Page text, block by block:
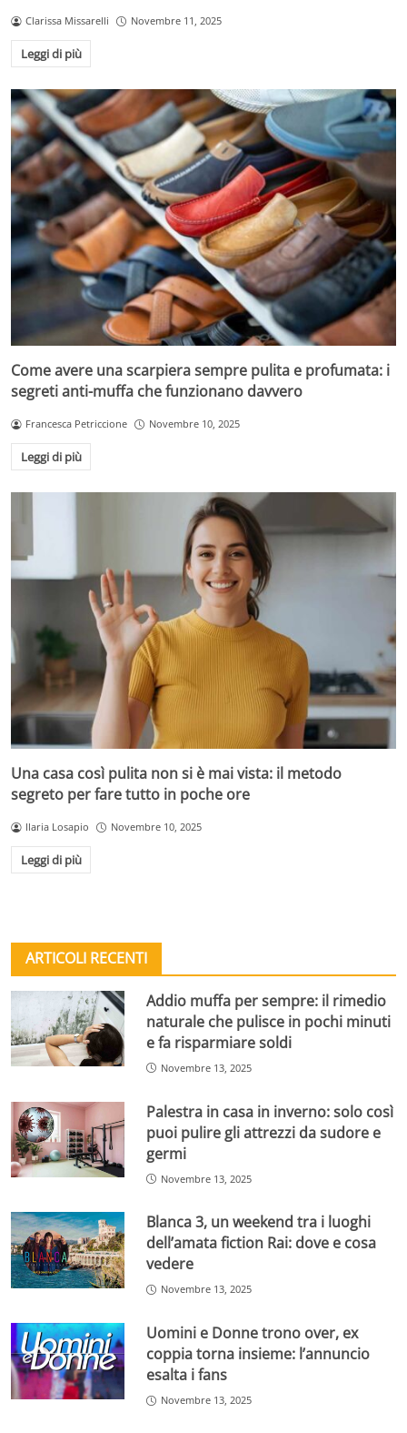
Clarissa Missarelli Novembre 11, 2025
Leggi di più
Come avere una scarpiera sempre pulita e profumata: i
segreti anti-muffa che funzionano davvero
Francesca Petriccione Novembre 10, 2025
Leggi di più
Una casa così pulita non si è mai vista: il metodo
segreto per fare tutto in poche ore
Ilaria Losapio Novembre 10, 2025
Leggi di più
ARTICOLI RECENTI
Addio muffa per sempre: il rimedio
naturale che pulisce in pochi minuti
e fa risparmiare soldi
Novembre 13, 2025
Palestra in casa in inverno: solo così
puoi pulire gli attrezzi da sudore e
germi
Novembre 13, 2025
Blanca 3, un weekend tra i luoghi
dell’amata fiction Rai: dove e cosa
vedere
Novembre 13, 2025
Uomini e Donne trono over, ex
coppia torna insieme: l’annuncio
esalta i fans
Novembre 13, 2025